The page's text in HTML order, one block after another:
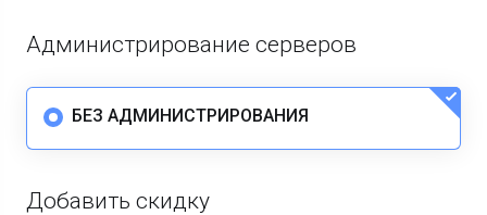
Администрирование серверов
БЕЗ АДМИНИСТРИРОВАНИЯ
Добавить скидку